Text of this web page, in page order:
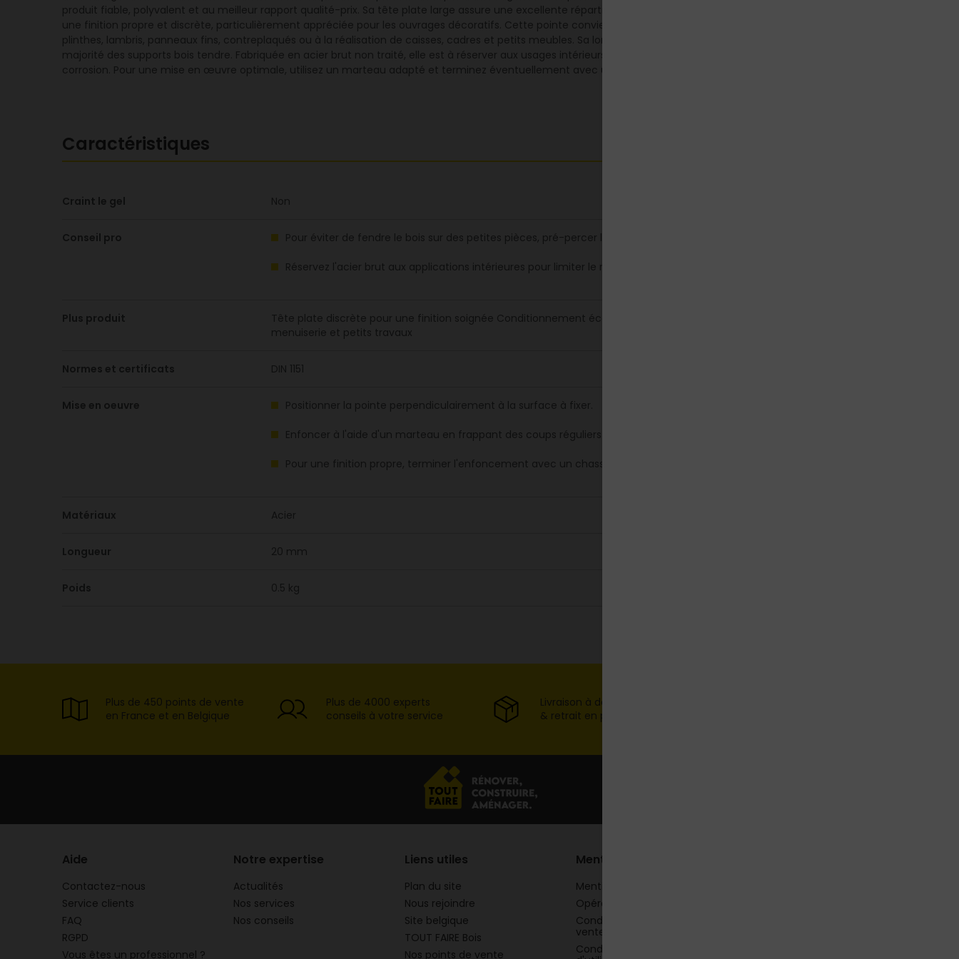
produit fiable, polyvalent et au meilleur rapport qualité-prix. Sa tête plate large assure une excellente répartition de la pression sur la pièce à fixer et permet d'obtenir
une finition propre et discrète, particulièrement appréciée pour les ouvrages décoratifs. Cette pointe convient parfaitement à la fixation de moulures, baguettes,
plinthes, lambris, panneaux fins, contreplaqués ou à la réalisation de caisses, cadres et petits meubles. Sa longueur de 20 mm garantit un ancrage suffisant dans la
majorité des supports bois tendre. Fabriquée en acier brut non traité, elle est à réserver aux usages intérieurs et à l'abri de l'humidité afin d'éviter tout risque de
corrosion. Pour une mise en œuvre optimale, utilisez un marteau adapté et terminez éventuellement avec un chasse-clou.
Caractéristiques
Craint le gel Non
Conseil pro Pour éviter de fendre le bois sur des petites pièces, pré-percer légèrement à un diamètre inférieur à celui de la pointe.
Réservez l'acier brut aux applications intérieures pour limiter le risque de rouille.
Plus produit
Tête plate discrète pour une finition soignée Conditionnement économique en boîte de 500 pièces Polyvalente pour
menuiserie et petits travaux
Normes et certificats DIN 1151
Mise en oeuvre Positionner la pointe perpendiculairement à la surface à fixer.
Enfoncer à l'aide d'un marteau en frappant des coups réguliers et maîtrisés.
Pour une finition propre, terminer l'enfoncement avec un chasse-clou afin de masquer la tête.
Matériaux Acier
Longueur 20 mm
Poids 0.5 kg
Plus de 450 points de vente
en France et en Belgique
Plus de 4000 experts
conseils à votre service
Livraison à domicile
& retrait en point de vente
Aide
Contactez-nous
Service clients
FAQ
RGPD
Vous êtes un professionnel ?
Notre expertise
Actualités
Nos services
Nos conseils
Liens utiles
Plan du site
Nous rejoindre
Site belgique
TOUT FAIRE Bois
Nos points de vente
Mentions
Mentions légales
Opération commerciale
Conditions générales de
vente
Conditions générales